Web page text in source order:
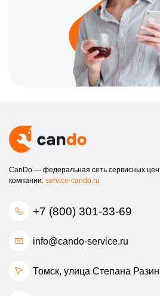
CanDo — федеральная сеть сервисных
компании: service-cando.ru
+7 (800) 301-33-69
info@cando-service.ru
Томск, улица Степана